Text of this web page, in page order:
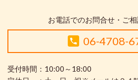
お電話でのお問合せ・ご
06-4708-
受付時間：10:00～18:00